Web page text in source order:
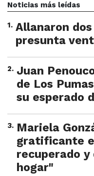
Noticias más leídas
1. Allanaron
presunta
2. Juan
de Los
su esperado
3. Mariela
gratificante
recuperado y
hogar"